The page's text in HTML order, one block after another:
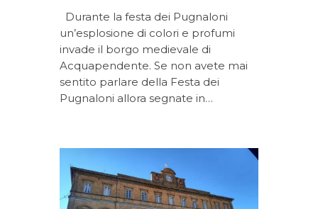
Durante la festa dei Pugnaloni
un’esplosione di colori e profumi
invade il borgo medievale di
Acquapendente. Se non avete mai
sentito parlare della Festa dei
Pugnaloni allora segnate in…